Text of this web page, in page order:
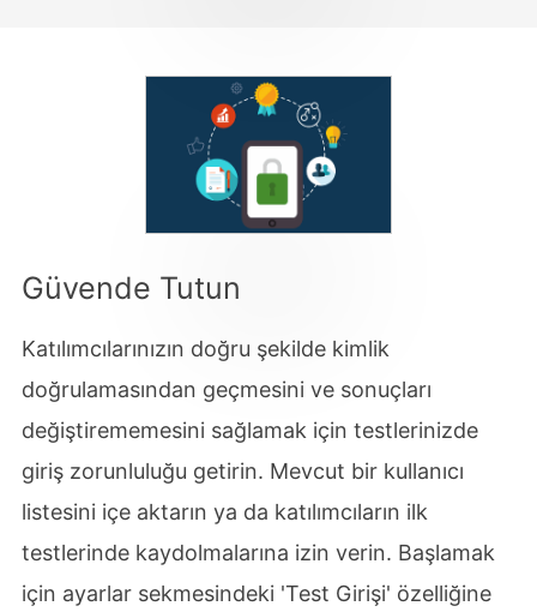
Güvende Tutun
Katılımcılarınızın doğru şekilde kimlik
doğrulamasından geçmesini ve sonuçları
değiştirememesini sağlamak için testlerinizde
giriş zorunluluğu getirin. Mevcut bir kullanıcı
listesini içe aktarın ya da katılımcıların ilk
testlerinde kaydolmalarına izin verin. Başlamak
için ayarlar sekmesindeki 'Test Girişi' özelliğine